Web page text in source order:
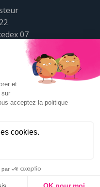
07
lyon.fr
37 82 01
Qm-prNOXepo